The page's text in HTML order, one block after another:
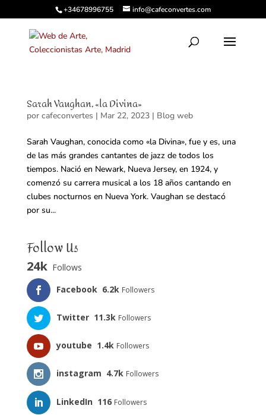
+34678996755 info@cafeconvertes.com
Sarah Vaughan, «la Divina»
por cafeconvertes | Mar 22, 2023| Blog web
Sarah Vaughan, conocida como «la Divina», fue y es, una
de las más grandes cantantes de jazz de todos los
tiempos. Nació en Newark, Nueva Jersey, en 1924, y
comenzó su carrera musical a los 18 años cantando en
clubes nocturnos en Nueva York. Vaughan se destacó
por su...
Follow Us
24k Follows
Facebook 6.2k Followers
Twitter 11.3k Followers
youtube 1.4k Followers
instagram 4.7k Followers
LinkedIn 116 Followers